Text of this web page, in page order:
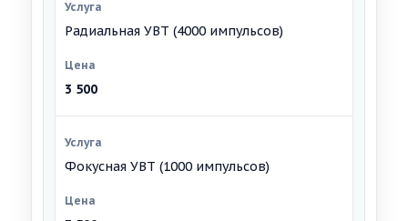
Радиальная УВТ (4000 импульсов)
3 500
Фокусная УВТ (1000 импульсов)